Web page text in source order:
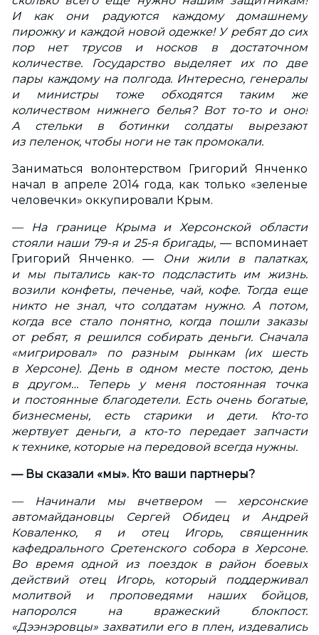
И как они радуются каждому домашнему
пирожку и каждой новой одежке! У ребят до сих
пор нет трусов и носков в достаточном
количестве. Государство выделяет их по две
пары каждому на полгода. Интересно, генералы
и министры тоже обходятся таким же
количеством нижнего белья? Вот то-то и оно!
А стельки в ботинки солдаты вырезают
из пеленок, чтобы ноги не так промокали.
Заниматься волонтерством Григорий Янченко
начал в апреле 2014 года, как только «зеленые
человечки» оккупировали Крым.
— На границе Крыма и Херсонской области
стояли наши 79-я и 25-я бригады, — вспоминает
Григорий Янченко. — Они жили в палатках,
и мы пытались как-то подсластить им жизнь:
возили конфеты, печенье, чай, кофе. Тогда еще
никто не знал, что солдатам нужно. А потом,
когда все стало понятно, когда пошли заказы
от ребят, я решился собирать деньги. Сначала
«мигрировал» по разным рынкам (их шесть
в Херсоне). День в одном месте постою, день
в другом… Теперь у меня постоянная точка
и постоянные благодетели. Есть очень богатые,
бизнесмены, есть старики и дети. Кто-то
жертвует деньги, а кто-то передает запчасти
к технике, которые на передовой всегда нужны.
— Вы сказали «мы». Кто ваши партнеры?
— Начинали мы вчетвером — херсонские
автомайдановцы Сергей Обидец и Андрей
Коваленко, я и отец Игорь, священник
кафедрального Сретенского собора в Херсоне.
Во время одной из поездок в район боевых
действий отец Игорь, который поддерживал
молитвой и проповедями наших бойцов,
напоролся на вражеский блокпост.
«Дээнэровцы» захватили его в плен, издевались